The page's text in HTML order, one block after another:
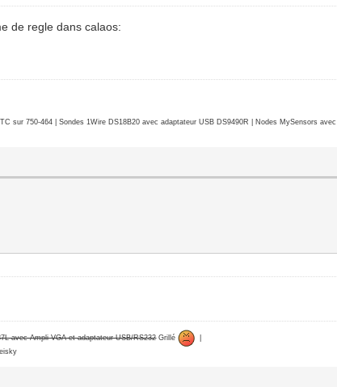
de regle dans calaos:
sur 750-464 | Sondes 1Wire DS18B20 avec adaptateur USB DS9490R | Nodes MySensors
avec Ampli VGA et adaptateur USB/RS232Grillé